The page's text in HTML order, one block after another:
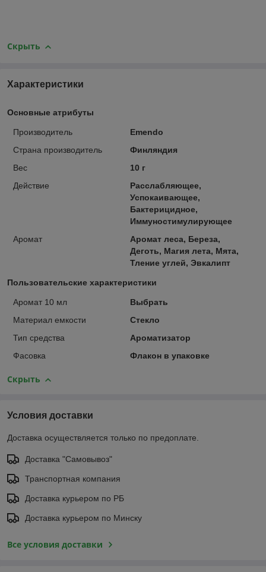
Скрыть
Характеристики
Основные атрибуты
Производитель
Emendo
Страна производитель
Финляндия
Вес
10 г
Действие
Расслабляющее,
Успокаивающее,
Бактерицидное,
Иммуностимулирующее
Аромат
Аромат леса, Береза,
Деготь, Магия лета, Мята,
Тление углей, Эвкалипт
Пользовательские характеристики
Аромат 10 мл
Выбрать
Материал емкости
Стекло
Тип средства
Ароматизатор
Фасовка
Флакон в упаковке
Скрыть
Условия доставки
Доставка осуществляется только по предоплате.
Доставка "Самовывоз"
Транспортная компания
Доставка курьером по РБ
Доставка курьером по Минску
Все условия доставки